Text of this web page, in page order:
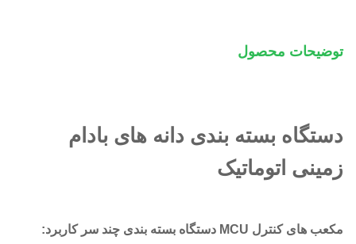
توضیحات محصول
دستگاه بسته بندی دانه های بادام
زمینی اتوماتیک
مکعب های کنترل MCU دستگاه بسته بندی چند سر کاربرد: